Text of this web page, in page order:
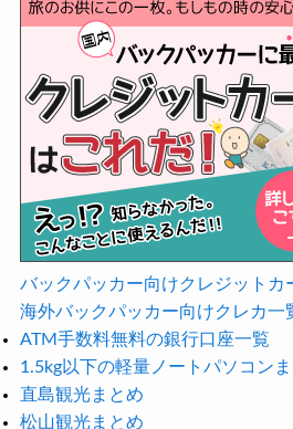
バックパッカー向けクレジットカ
海外バックパッカー向けクレカ一
ATM手数料無料の銀行口座一覧
1.5kg以下の軽量ノートパソコン
直島観光まとめ
松山観光まとめ